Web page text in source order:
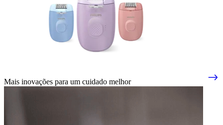
Mais inovações para um cuidado melhor